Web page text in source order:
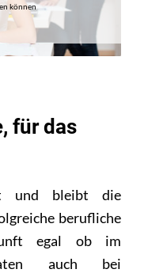
können
für das
und bleibt die
berufliche
egal ob im
auch bei